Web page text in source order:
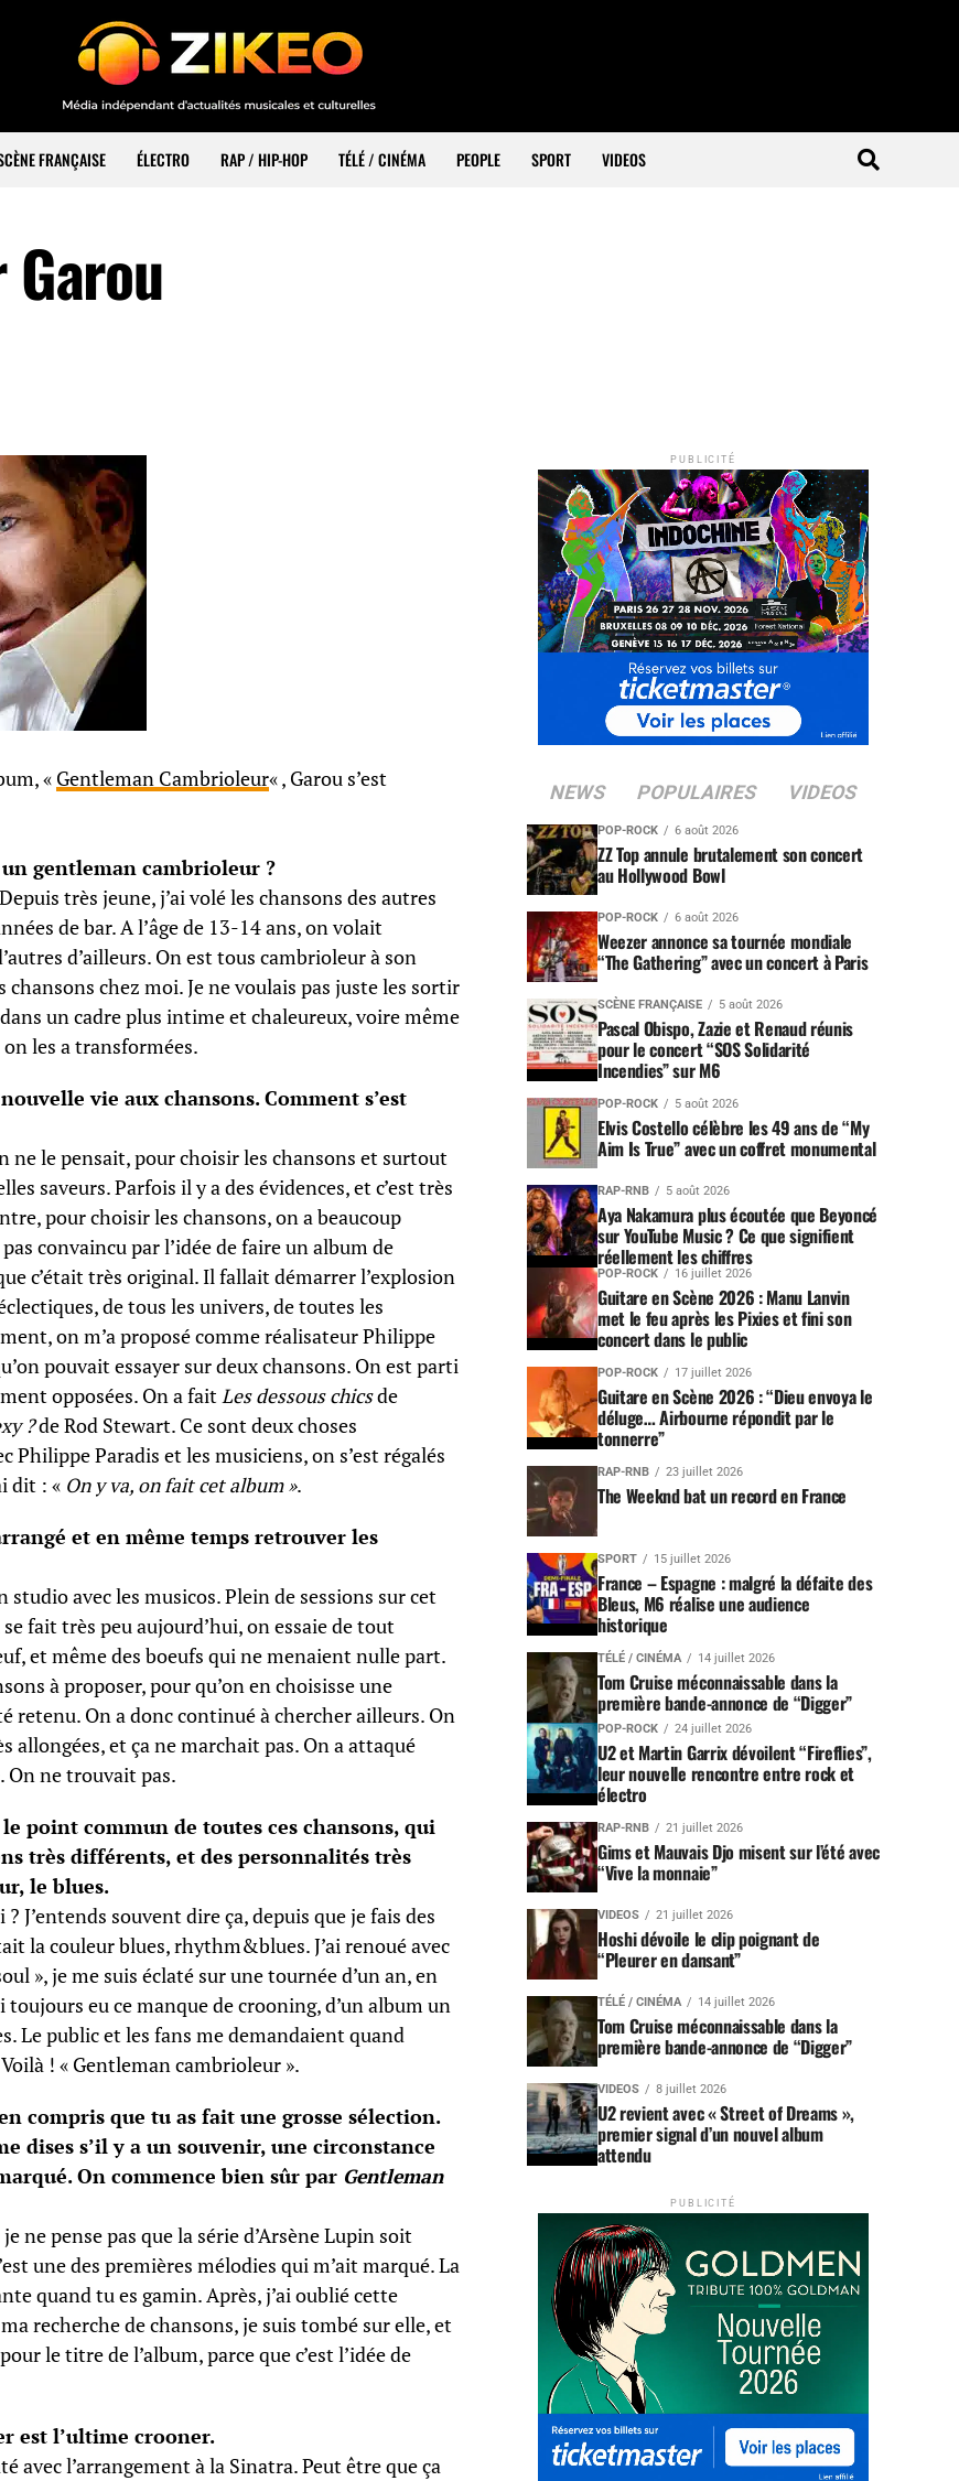
FRANÇAISE ÉLECTRO RAP / HIP-HOP TÉLÉ / CINÉMA PEOPLE SPORT VIDEOS
« Gentleman Cambrioleur« , Garou s’est
un gentleman cambrioleur ?
très jeune, j’ai volé les chansons des autres
de bar. A l’âge de 13-14 ans, on volait
d’ailleurs. On est tous cambrioleur à son
chez moi. Je ne voulais pas juste les sortir
un cadre plus intime et chaleureux, voire même
on les a transformées.
vie aux chansons. Comment s’est
ne le pensait, pour choisir les chansons et surtout
saveurs. Parfois il y a des évidences, et c’est très
pour choisir les chansons, on a beaucoup
convaincu par l’idée de faire un album de
c’était très original. Il fallait démarrer l’explosion
de tous les univers, de toutes les
on m’a proposé comme réalisateur Philippe
pouvait essayer sur deux chansons. On est parti
opposées. On a faitLes dessous chicsde
?de Rod Stewart. Ce sont deux choses
Paradis et les musiciens, on s’est régalés
dit : « On y va, on fait cet album ».
et en même temps retrouver les
studio avec les musicos. Plein de sessions sur cet
fait très peu aujourd’hui, on essaie de tout
et même des boeufs qui ne menaient nulle part.
à proposer, pour qu’on en choisisse une
retenu. On a donc continué à chercher ailleurs. On
allongées, et ça ne marchait pas. On a attaqué
On ne trouvait pas.
point commun de toutes ces chansons, qui
très différents, et des personnalités très
le blues.
J’entends souvent dire ça, depuis que je fais des
la couleur blues, rhythm&blues. J’ai renoué avec
», je me suis éclaté sur une tournée d’un an, en
toujours eu ce manque de crooning, d’un album un
Le public et les fans me demandaient quand
! « Gentleman cambrioleur ».
compris que tu as fait une grosse sélection.
dises s’il y a un souvenir, une circonstance
On commence bien sûr par Gentleman
ne pense pas que la série d’Arsène Lupin soit
une des premières mélodies qui m’ait marqué. La
quand tu es gamin. Après, j’ai oublié cette
recherche de chansons, je suis tombé sur elle, et
le titre de l’album, parce que c’est l’idée de
est l’ultime crooner.
avec l’arrangement à la Sinatra. Peut être que ça
PUBLICITÉ
NEWS POPULAIRES VIDEOS
POP-ROCK 6 août 2026
ZZ Top annule brutalement son concert
au Hollywood Bowl
POP-ROCK 6 août 2026
Weezer annonce sa tournée mondiale
“The Gathering” avec un concert à Paris
SCÈNE FRANÇAISE 5 août 2026
Pascal Obispo, Zazie et Renaud réunis
pour le concert “SOS Solidarité
Incendies” sur M6
POP-ROCK 5 août 2026
Elvis Costello célèbre les 49 ans de “My
Aim Is True” avec un coffret monumental
RAP-RNB 5 août 2026
Aya Nakamura plus écoutée que Beyoncé
sur YouTube Music ? Ce que signifient
réellement les chiffres
POP-ROCK 16 juillet 2026
Guitare en Scène 2026 : Manu Lanvin
met le feu après les Pixies et fini son
concert dans le public
POP-ROCK 17 juillet 2026
Guitare en Scène 2026 : “Dieu envoya le
déluge… Airbourne répondit par le
tonnerre”
RAP-RNB 23 juillet 2026
The Weeknd bat un record en France
SPORT 15 juillet 2026
France – Espagne : malgré la défaite des
Bleus, M6 réalise une audience
historique
TÉLÉ / CINÉMA 14 juillet 2026
Tom Cruise méconnaissable dans la
première bande-annonce de “Digger”
POP-ROCK 24 juillet 2026
U2 et Martin Garrix dévoilent “Fireflies”,
leur nouvelle rencontre entre rock et
électro
RAP-RNB 21 juillet 2026
Gims et Mauvais Djo misent sur l’été avec
“Vive la monnaie”
VIDEOS 21 juillet 2026
Hoshi dévoile le clip poignant de
“Pleurer en dansant”
TÉLÉ / CINÉMA 14 juillet 2026
Tom Cruise méconnaissable dans la
première bande-annonce de “Digger”
VIDEOS 8 juillet 2026
U2 revient avec « Street of Dreams »,
premier signal d’un nouvel album
attendu
PUBLICITÉ